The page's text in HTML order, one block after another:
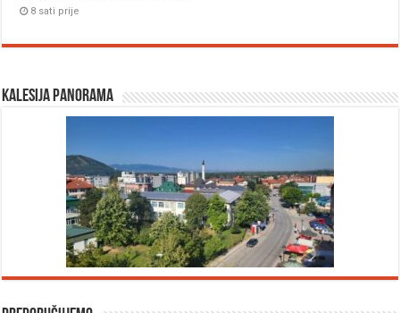
8 sati prije
Kalesija panorama